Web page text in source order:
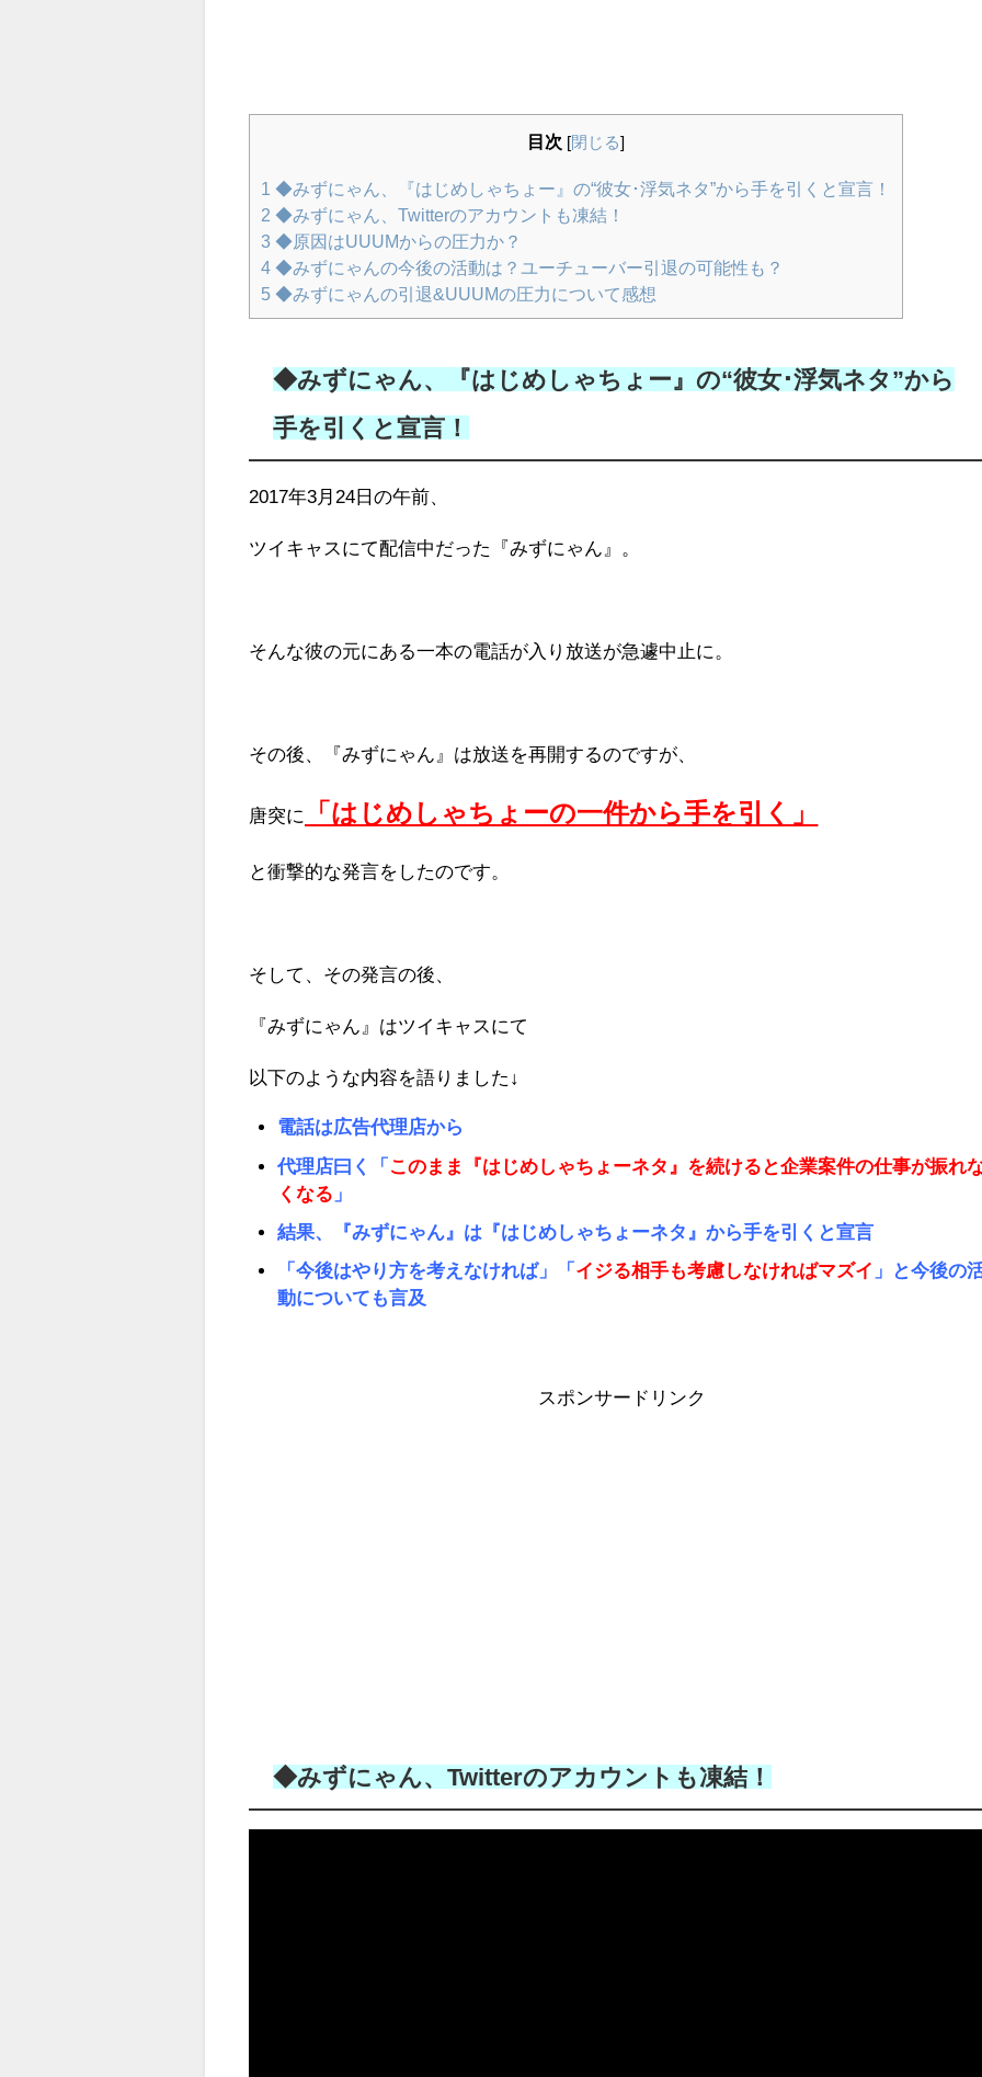
目次 閉じる
1 ◆みずにゃん、『はじめしゃちょー』の“彼女･浮気ネタ”から手を引くと宣言！
2 ◆みずにゃん、Twitterのアカウントも凍結！
3 ◆原因はUUUMからの圧力か？
4 ◆みずにゃんの今後の活動は？ユーチューバー引退の可能性も？
5 ◆みずにゃんの引退&UUUMの圧力について感想
◆みずにゃん、『はじめしゃちょー』の“彼女･浮気ネタ”から
手を引くと宣言！
2017年3月24日の午前、
ツイキャスにて配信中だった『みずにゃん』。
そんな彼の元にある一本の電話が入り放送が急遽中止に。
その後、『みずにゃん』は放送を再開するのですが、
唐突に 「はじめしゃちょーの一件から手を引く」
と衝撃的な発言をしたのです。
そして、その発言の後、
『みずにゃん』はツイキャスにて
以下のような内容を語りました↓
電話は広告代理店から
代理店曰く「 このまま『はじめしゃちょーネタ』を続けると企業案件の仕事が振れ
くなる 」
結果、『みずにゃん』は『はじめしゃちょーネタ』から手を引くと宣言
「今後はやり方を考えなければ」「 イジる相手も考慮しなければマズイ 」と今後の
動についても言及
スポンサードリンク
◆みずにゃん、Twitterのアカウントも凍結！